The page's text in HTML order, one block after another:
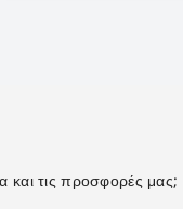
και τις προσφορές